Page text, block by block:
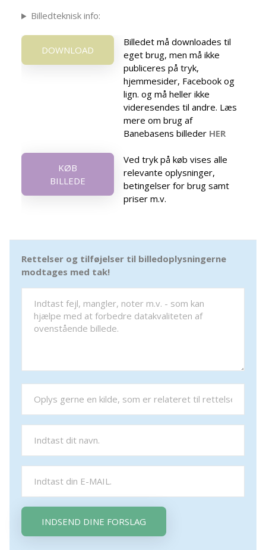
Billedteknisk info:
DOWNLOAD
Billedet må downloades til
eget brug, men må ikke
publiceres på tryk,
hjemmesider, Facebook og
lign. og må heller ikke
videresendes til andre. Læs
mere om brug af
Banebasens billeder HER
KØB
BILLEDE
Ved tryk på køb vises alle
relevante oplysninger,
betingelser for brug samt
priser m.v.
Rettelser og tilføjelser til billedoplysningerne
modtages med tak!
INDSEND DINE FORSLAG